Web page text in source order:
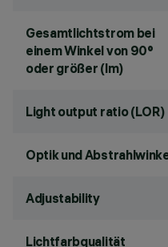
Gesamtlichtstrom bei
einem Winkel von 90°
oder größer (lm)
Light output ratio (LOR)
Optik und
Adjustability
Lichtfarbqualität